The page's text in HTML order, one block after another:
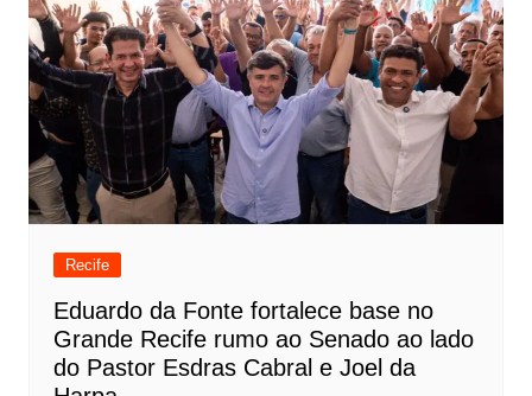
Recife
Eduardo da Fonte fortalece base no
Grande Recife rumo ao Senado ao lado
do Pastor Esdras Cabral e Joel da